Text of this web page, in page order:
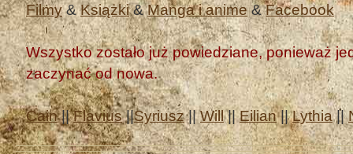
Filmy&Książki&Manga i anime&Facebook
Wszystko zostało już powiedziane, ponieważ
zaczynać od nowa.
Cain||Flavius||Syriusz||Will||Eilian||Lythia||